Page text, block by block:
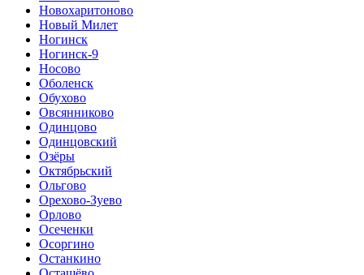
Новохаритоново
Новый Милет
Ногинск
Ногинск-9
Носово
Оболенск
Обухово
Овсянниково
Одинцово
Одинцовский
Озёры
Октябрьский
Ольгово
Орехово-Зуево
Орлово
Осеченки
Осоргино
Останкино